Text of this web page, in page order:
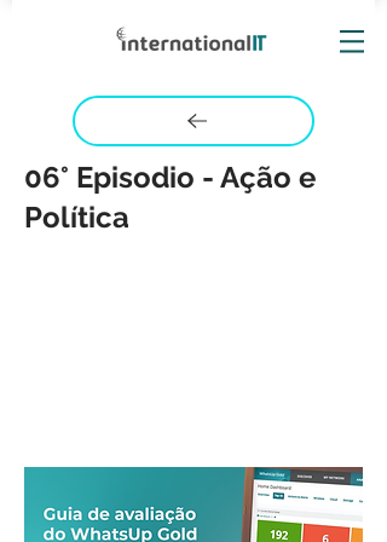
06° Episodio - Ação e
Política